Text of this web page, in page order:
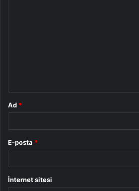
Ad *
E-posta *
İnternet sitesi